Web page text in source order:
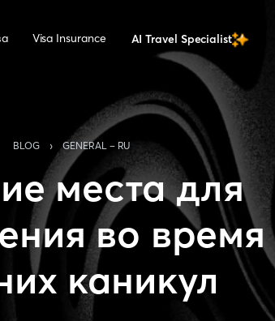
Visa Insurance AI Travel Specialist
BLOG › GENERAL - RU
места для
во время
каникул